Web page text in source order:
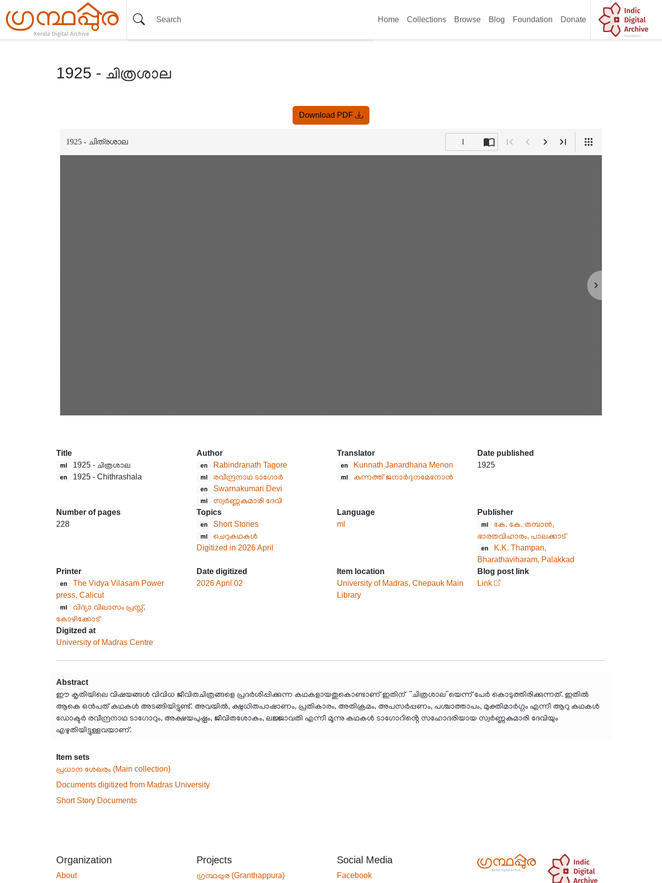
Home Collections Browse Blog Foundation Donate
1925 - ചിത്രശാല
Download PDF
Title
ml 1925 - ചിത്രശാല
en 1925 - Chithrashala
Author
en Rabindranath Tagore
ml രവീന്ദ്രനാഥ ടാഗോർ
en Swarnakumari Devi
ml സ്വർണ്ണകുമാരി ദേവി
Translator
en Kunnath Janardhana Menon
ml കുന്നത്ത് ജനാർദ്ദനമേനോൻ
Date published
1925
Number of pages
228
Topics
en Short Stories
ml
ചെറുകഥകൾ
Digitized in 2026 April
Language
ml
Publisher
ml
കേ. കേ. തമ്പാൻ,
ഭാരതവിഹാരം, പാലക്കാട്
en
K.K. Thampan,
Bharathaviharam, Palakkad
Printer
en
The Vidya Vilasam Power
press, Calicut
ml
വിദ്യാ വിലാസം പ്രസ്സ്,
കോഴിക്കോട്
Date digitized
2026 April 02
Item location
University of Madras, Chepauk Main
Library
Blog post link
Link
Digitzed at
University of Madras Centre
Abstract
ഈ കൃതിയിലെ വിഷയങ്ങൾ വിവിധ ജീവിതചിത്രങ്ങളെ പ്രദർശിപ്പിക്കുന്ന കഥകളായതുകൊണ്ടാണ് ഇതിന് "ചിത്രശാല"യെന്ന് പേർ കൊടുത്തിരിക്കുന്നത്. ഇതിൽ
ആകെ ഒൻപത് കഥകൾ അടങ്ങിയിട്ടുണ്ട്. അവയിൽ, ക്ഷുധിതപാഷാണം, പ്രതികാരം, അതിക്രമം, അപസർപ്പണം, പശ്ചാത്താപം, മുക്തിമാർഗ്ഗം എന്നീ ആറു കഥകൾ
ഡോക്ടർ രവീന്ദ്രനാഥ ടാഗോറും, അക്ഷയപുഷ്പം, ജീവിതശോകം, ലജ്ജാവതി എന്നീ മൂന്നു കഥകൾ ടാഗോറിൻ്റെ സഹോദരിയായ സ്വർണ്ണകുമാരി ദേവിയും
എഴുതിയിട്ടുള്ളവയാണ്.
Item sets
പ്രധാന ശേഖരം (Main collection)
Documents digitized from Madras University
Short Story Documents
Organization
About
Projects
ഗ്രന്ഥപ്പുര (Granthappura)
Social Media
Facebook